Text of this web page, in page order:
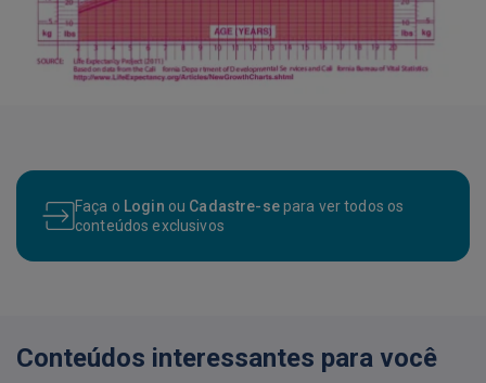
Faça o Login ou Cadastre-separa ver todos os
conteúdos exclusivos
Conteúdos interessantes para você